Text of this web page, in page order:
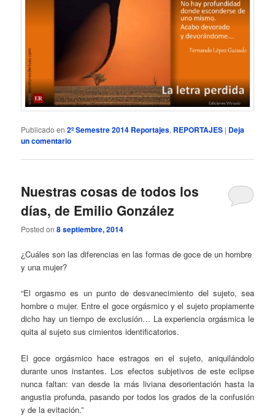
Publicado en 2º Semestre 2014 Reportajes, REPORTAJES | Deja
un comentario
Nuestras cosas de todos los
días, de Emilio González
Posted on8 septiembre, 2014
¿Cuáles son las diferencias en las formas de goce de un hombre
y una mujer?
“El orgasmo es un punto de desvanecimiento del sujeto, sea
hombre o mujer. Entre el goce orgásmico y el sujeto propiamente
dicho hay un tiempo de exclusión… La experiencia orgásmica le
quita al sujeto sus cimientos identificatorios.
El goce orgásmico hace estragos en el sujeto, aniquilándolo
durante unos instantes. Los efectos subjetivos de este eclipse
nunca faltan: van desde la más liviana desorientación hasta la
angustia profunda, pasando por todos los grados de la confusión
y de la evitación.”